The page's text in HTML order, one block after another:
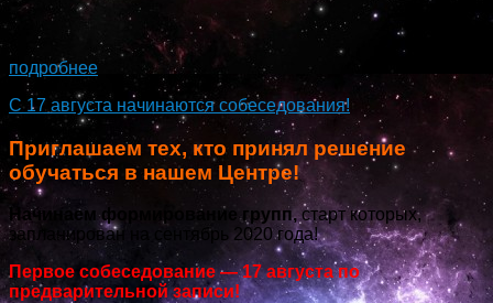
подробнее
С 17 августа начинаются собеседования!
Приглашаем тех, кто принял решение
обучаться в нашем Центре!
Начинаем формирование групп,старт которых,
запланирован на сентябрь 2020 года!
Первое собеседование — 17 августа по
предварительной записи!